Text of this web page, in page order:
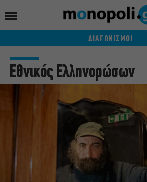
ΔΙΑΓΩΝΙΣΜΟΙ
Εθνικός Ελληνορώσων